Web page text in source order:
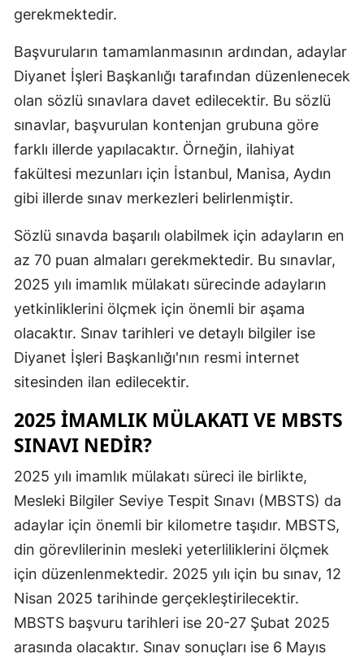
Kırşehir
Kocaeli
Konya
Malatya
Mardin
Muğla
Niğde
Rize
Sakarya
Samsun
Siirt
Sinop
Sivas
gerekmektedir.
Başvuruların tamamlanmasının ardından, adaylar
Diyanet İşleri Başkanlığı tarafından düzenlenecek
olan sözlü sınavlara davet edilecektir. Bu sözlü
sınavlar, başvurulan kontenjan grubuna göre
farklı illerde yapılacaktır. Örneğin, ilahiyat
fakültesi mezunları için İstanbul, Manisa, Aydın
gibi illerde sınav merkezleri belirlenmiştir.
Sözlü sınavda başarılı olabilmek için adayların en
az 70 puan almaları gerekmektedir. Bu sınavlar,
2025 yılı imamlık mülakatı sürecinde adayların
yetkinliklerini ölçmek için önemli bir aşama
olacaktır. Sınav tarihleri ve detaylı bilgiler ise
Diyanet İşleri Başkanlığı'nın resmi internet
sitesinden ilan edilecektir.
2025 İMAMLIK MÜLAKATI VE MBSTS
SINAVI NEDIR?
2025 yılı imamlık mülakatı süreci ile birlikte,
Mesleki Bilgiler Seviye Tespit Sınavı (MBSTS) da
adaylar için önemli bir kilometre taşıdır. MBSTS,
din görevlilerinin mesleki yeterliliklerini ölçmek
için düzenlenmektedir. 2025 yılı için bu sınav, 12
Nisan 2025 tarihinde gerçekleştirilecektir.
MBSTS başvuru tarihleri ise 20-27 Şubat 2025
arasında olacaktır. Sınav sonuçları ise 6 Mayıs